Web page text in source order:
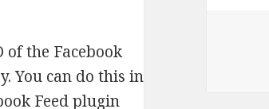
of the Facebook
You can do this in
Feed plugin